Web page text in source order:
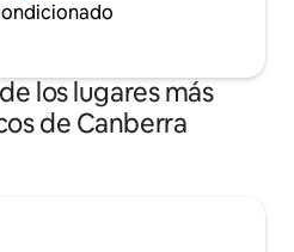
los lugares más
de Canberra